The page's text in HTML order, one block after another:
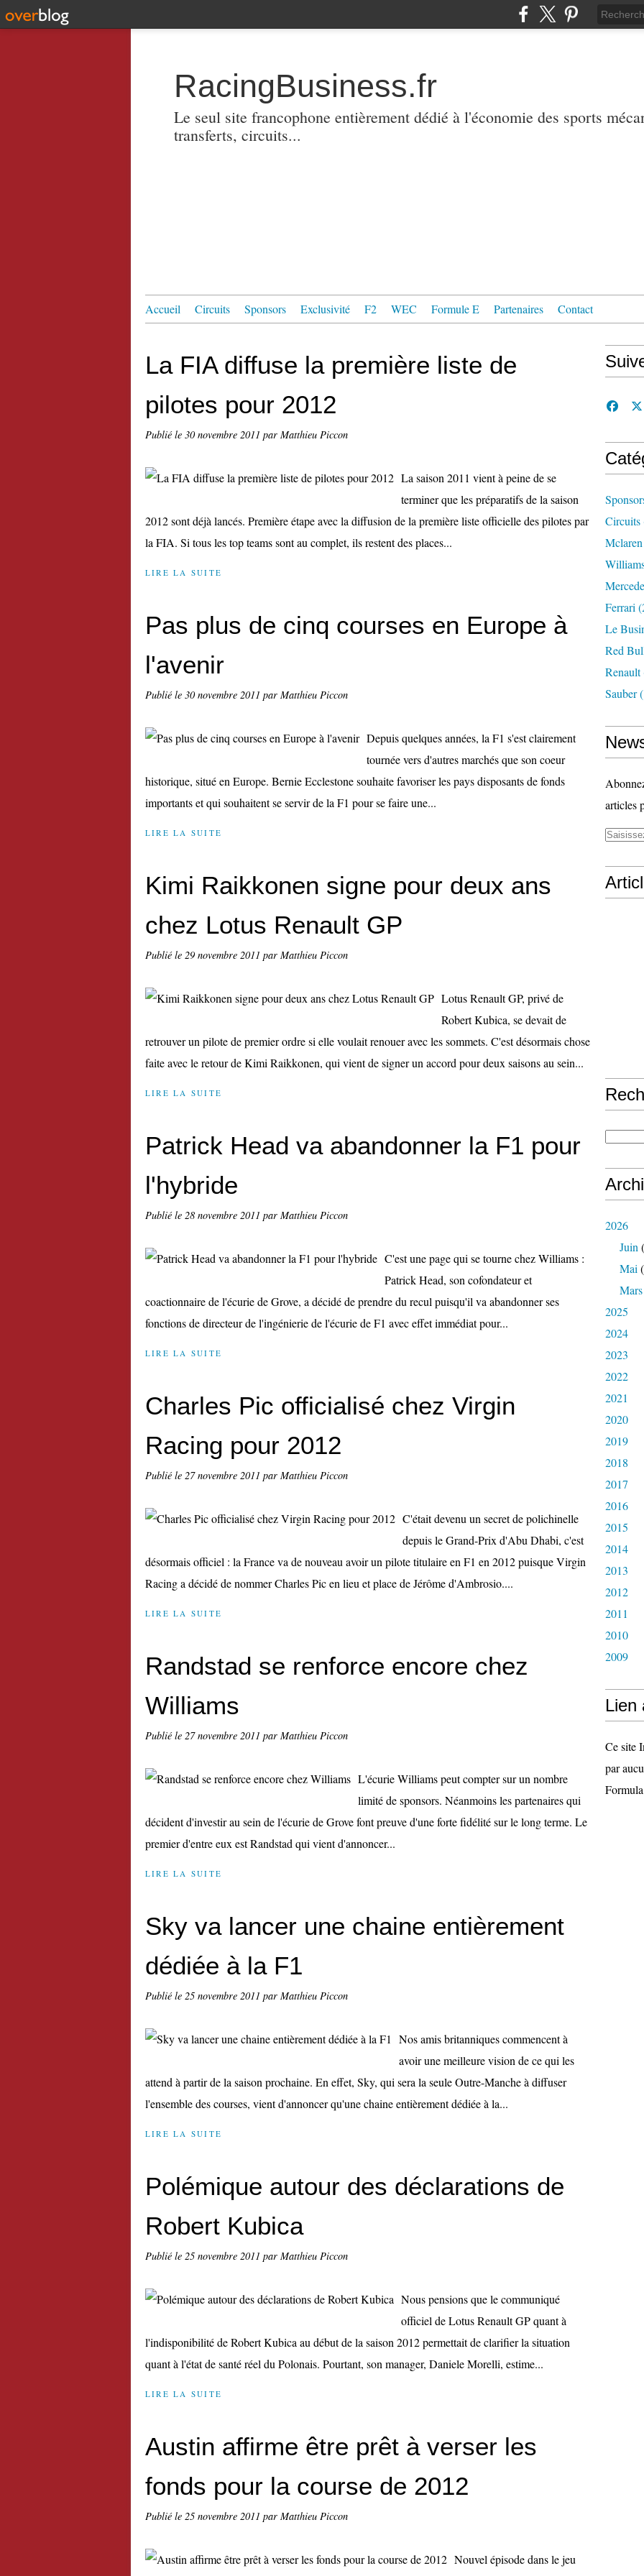
RacingBusiness.fr
Le seul site francophone entièrement dédié à l'économie des sports
transferts, circuits...
Accueil Circuits Sponsors Exclusivité F2 WEC Formule E Partenaires Contact
La FIA diffuse la première liste de
pilotes pour 2012
Publié le 30 novembre 2011 par Matthieu Piccon
La saison 2011 vient à peine de se
terminer que les préparatifs de la saison
2012 sont déjà lancés. Première étape avec la diffusion de la première liste officielle des pilotes par
la FIA. Si tous les top teams sont au complet, ils restent des places...
LIRE LA SUITE
Pas plus de cinq courses en Europe à
l'avenir
Publié le 30 novembre 2011 par Matthieu Piccon
Depuis quelques années, la F1 s'est clairement
tournée vers d'autres marchés que son coeur
historique, situé en Europe. Bernie Ecclestone souhaite favoriser les pays disposants de fonds
importants et qui souhaitent se servir de la F1 pour se faire une...
LIRE LA SUITE
Kimi Raikkonen signe pour deux ans
chez Lotus Renault GP
Publié le 29 novembre 2011 par Matthieu Piccon
Lotus Renault GP, privé de
Robert Kubica, se devait de
retrouver un pilote de premier ordre si elle voulait renouer avec les sommets. C'est désormais chose
faite avec le retour de Kimi Raikkonen, qui vient de signer un accord pour deux saisons au sein...
LIRE LA SUITE
Patrick Head va abandonner la F1 pour
l'hybride
Publié le 28 novembre 2011 par Matthieu Piccon
C'est une page qui se tourne chez Williams :
Patrick Head, son cofondateur et
coactionnaire de l'écurie de Grove, a décidé de prendre du recul puisqu'il va abandonner ses
fonctions de directeur de l'ingénierie de l'écurie de F1 avec effet immédiat pour...
LIRE LA SUITE
Charles Pic officialisé chez Virgin
Racing pour 2012
Publié le 27 novembre 2011 par Matthieu Piccon
C'était devenu un secret de polichinelle
depuis le Grand-Prix d'Abu Dhabi, c'est
désormais officiel : la France va de nouveau avoir un pilote titulaire en F1 en 2012 puisque Virgin
Racing a décidé de nommer Charles Pic en lieu et place de Jérôme d'Ambrosio....
LIRE LA SUITE
Randstad se renforce encore chez
Williams
Publié le 27 novembre 2011 par Matthieu Piccon
L'écurie Williams peut compter sur un nombre
limité de sponsors. Néanmoins les partenaires qui
décident d'investir au sein de l'écurie de Grove font preuve d'une forte fidélité sur le long terme. Le
premier d'entre eux est Randstad qui vient d'annoncer...
LIRE LA SUITE
Sky va lancer une chaine entièrement
dédiée à la F1
Publié le 25 novembre 2011 par Matthieu Piccon
Nos amis britanniques commencent à
avoir une meilleure vision de ce qui les
attend à partir de la saison prochaine. En effet, Sky, qui sera la seule Outre-Manche à diffuser
l'ensemble des courses, vient d'annoncer qu'une chaine entièrement dédiée à la...
LIRE LA SUITE
Polémique autour des déclarations de
Robert Kubica
Publié le 25 novembre 2011 par Matthieu Piccon
Nous pensions que le communiqué
officiel de Lotus Renault GP quant à
l'indisponibilité de Robert Kubica au début de la saison 2012 permettait de clarifier la situation
quant à l'état de santé réel du Polonais. Pourtant, son manager, Daniele Morelli, estime...
LIRE LA SUITE
Austin affirme être prêt à verser les
fonds pour la course de 2012
Publié le 25 novembre 2011 par Matthieu Piccon
Nouvel épisode dans le jeu
Circuits
Mclaren
Ferrari
Le
Red
Renault
Sauber
articles
2026
Juin
Mai
Mars
2025
2024
2023
2022
2021
2020
2019
2018
2017
2016
2015
2014
2013
2012
2011
2010
2009
Lien
Ce site
par